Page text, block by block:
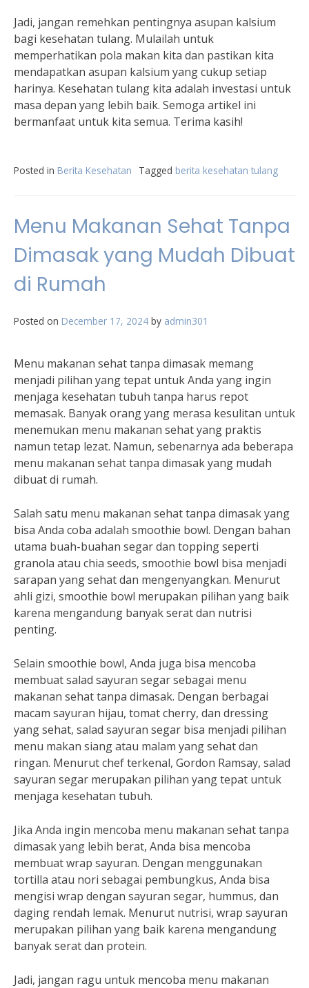
Jadi, jangan remehkan pentingnya asupan kalsium
bagi kesehatan tulang. Mulailah untuk
memperhatikan pola makan kita dan pastikan kita
mendapatkan asupan kalsium yang cukup setiap
harinya. Kesehatan tulang kita adalah investasi untuk
masa depan yang lebih baik. Semoga artikel ini
bermanfaat untuk kita semua. Terima kasih!
Posted in Berita Kesehatan Tagged berita kesehatan tulang
Menu Makanan Sehat Tanpa
Dimasak yang Mudah Dibuat
di Rumah
Posted on December 17, 2024 by admin301
Menu makanan sehat tanpa dimasak memang
menjadi pilihan yang tepat untuk Anda yang ingin
menjaga kesehatan tubuh tanpa harus repot
memasak. Banyak orang yang merasa kesulitan untuk
menemukan menu makanan sehat yang praktis
namun tetap lezat. Namun, sebenarnya ada beberapa
menu makanan sehat tanpa dimasak yang mudah
dibuat di rumah.
Salah satu menu makanan sehat tanpa dimasak yang
bisa Anda coba adalah smoothie bowl. Dengan bahan
utama buah-buahan segar dan topping seperti
granola atau chia seeds, smoothie bowl bisa menjadi
sarapan yang sehat dan mengenyangkan. Menurut
ahli gizi, smoothie bowl merupakan pilihan yang baik
karena mengandung banyak serat dan nutrisi
penting.
Selain smoothie bowl, Anda juga bisa mencoba
membuat salad sayuran segar sebagai menu
makanan sehat tanpa dimasak. Dengan berbagai
macam sayuran hijau, tomat cherry, dan dressing
yang sehat, salad sayuran segar bisa menjadi pilihan
menu makan siang atau malam yang sehat dan
ringan. Menurut chef terkenal, Gordon Ramsay, salad
sayuran segar merupakan pilihan yang tepat untuk
menjaga kesehatan tubuh.
Jika Anda ingin mencoba menu makanan sehat tanpa
dimasak yang lebih berat, Anda bisa mencoba
membuat wrap sayuran. Dengan menggunakan
tortilla atau nori sebagai pembungkus, Anda bisa
mengisi wrap dengan sayuran segar, hummus, dan
daging rendah lemak. Menurut nutrisi, wrap sayuran
merupakan pilihan yang baik karena mengandung
banyak serat dan protein.
Jadi, jangan ragu untuk mencoba menu makanan